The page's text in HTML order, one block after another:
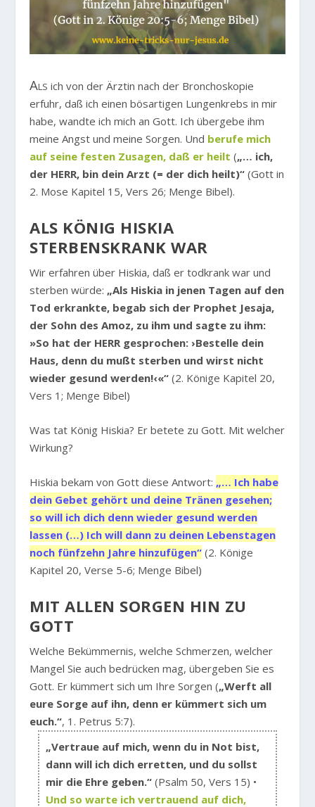
Als ich von der Ärztin nach der Bronchoskopie
erfuhr, daß ich einen bösartigen Lungenkrebs in mir
habe, wandte ich mich an Gott. Ich übergebe ihm
meine Angst und meine Sorgen. Und berufe mich
auf seine festen Zusagen, daß er heilt („… ich,
der HERR, bin dein Arzt (= der dich heilt)“ (Gott in
2. Mose Kapitel 15, Vers 26; Menge Bibel).
ALS KÖNIG HISKIA
STERBENSKRANK WAR
Wir erfahren über Hiskia, daß er todkrank war und
sterben würde: „Als Hiskia in jenen Tagen auf den
Tod erkrankte, begab sich der Prophet Jesaja,
der Sohn des Amoz, zu ihm und sagte zu ihm:
»So hat der HERR gesprochen: ›Bestelle dein
Haus, denn du mußt sterben und wirst nicht
wieder gesund werden!‹«“ (2. Könige Kapitel 20,
Vers 1; Menge Bibel)
Was tat König Hiskia? Er betete zu Gott. Mit welcher
Wirkung?
Hiskia bekam von Gott diese Antwort: „… Ich habe
dein Gebet gehört und deine Tränen gesehen;
so will ich dich denn wieder gesund werden
lassen (…) Ich will dann zu deinen Lebenstagen
noch fünfzehn Jahre hinzufügen“ (2. Könige
Kapitel 20, Verse 5-6; Menge Bibel)
MIT ALLEN SORGEN HIN ZU
GOTT
Welche Bekümmernis, welche Schmerzen, welcher
Mangel Sie auch bedrücken mag, übergeben Sie es
Gott. Er kümmert sich um Ihre Sorgen („Werft all
eure Sorge auf ihn, denn er kümmert sich um
euch.“, 1. Petrus 5:7).
„Vertraue auf mich, wenn du in Not bist,
dann will ich dich erretten, und du sollst
mir die Ehre geben.“(Psalm 50, Vers 15) •
Und so warte ich vertrauend auf dich,